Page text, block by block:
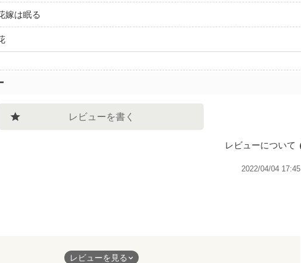
嫁は眠る
レビューを書く
レビューについて
2022/04/04 17:45
とっても大好物でとても楽しめました。ドロドロもないのでこの作家さ
レビューを見る